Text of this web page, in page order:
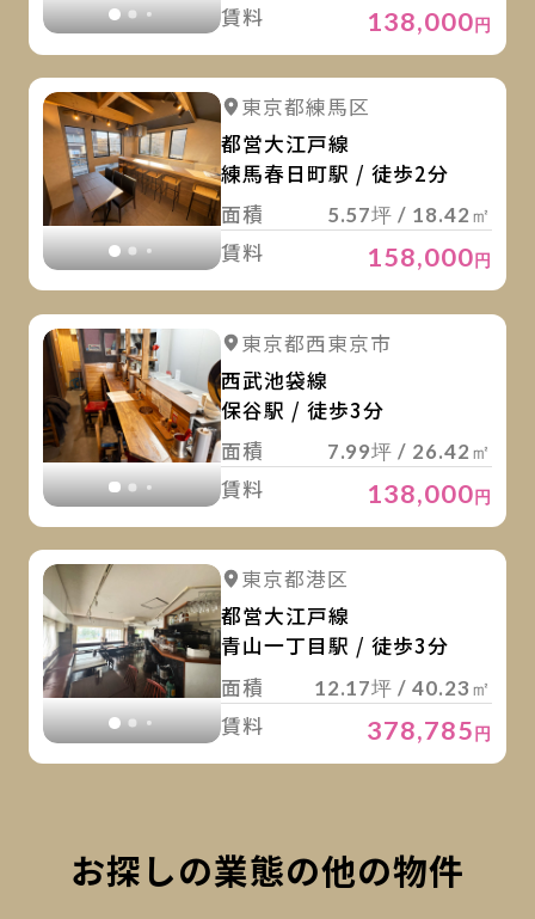
賃料 138,000円
詳細を見る
東京都練馬区
都営大江戸線
練馬春日町駅 / 徒歩2分
面積
5.57坪 / 18.42㎡
賃料 158,000円
詳細を見る
東京都西東京市
西武池袋線
保谷駅 / 徒歩3分
面積
7.99坪 / 26.42㎡
賃料 138,000円
詳細を見る
東京都港区
都営大江戸線
青山一丁目駅 / 徒歩3分
面積
12.17坪 / 40.23㎡
賃料 378,785円
お探しの業態の他の物件